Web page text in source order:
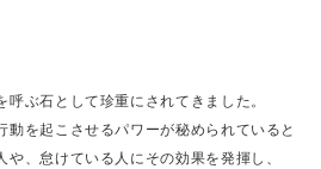
ぶ石として珍重にされてきました。
動を起こさせるパワーが秘められていると
、怠けている人にその効果を発揮し、